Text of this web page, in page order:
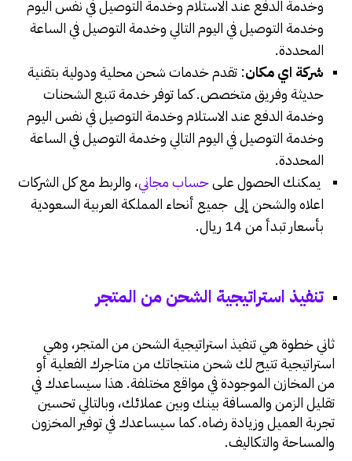
وخدمة الدفع عند الاستلام وخدمة التوصيل في نفس اليوم
وخدمة التوصيل في اليوم التالي وخدمة التوصيل في الساعة
المحددة.
شركة اي مكان: تقدم خدمات شحن محلية ودولية بتقنية
حديثة وفريق متخصص. كما توفر خدمة تتبع الشحنات
وخدمة الدفع عند الاستلام وخدمة التوصيل في نفس اليوم
وخدمة التوصيل في اليوم التالي وخدمة التوصيل في الساعة
المحددة.
يمكنك الحصول علىحساب مجاني، والربط مع كل الشركات
اعلاه والشحن إلى جميع أنحاء المملكة العربية السعودية
بأسعار تبدأ من 14 ريال.
تنفيذ استراتيجية الشحن من المتجر
ثاني خطوة هي تنفيذ استراتيجية الشحن من المتجر، وهي
استراتيجية تتيح لك شحن منتجاتك من متاجرك الفعلية أو
من المخازن الموجودة في مواقع مختلفة. هذا سيساعدك في
تقليل الزمن والمسافة بينك وبين عملائك، وبالتالي تحسين
تجربة العميل وزيادة رضاه. كما سيساعدك في توفير المخزون
والمساحة والتكاليف.